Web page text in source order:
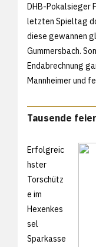
DHB-Pokalsieger
letzten Spieltag
diese gewannen
Gummersbach.
Endabrechnung
Mannheimer und
Tausende
Erfolgreic
hster
Torschütz
e im
Hexenkes
sel
Sparkasse